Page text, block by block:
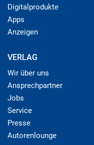
Digitalprodukte
Apps
Anzeigen
VERLAG
Wir über uns
Ansprechpartner
Jobs
Service
Presse
Autorenlounge